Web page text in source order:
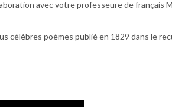
avec votre professeure de français
célèbres poèmes publié en 1829 dans le